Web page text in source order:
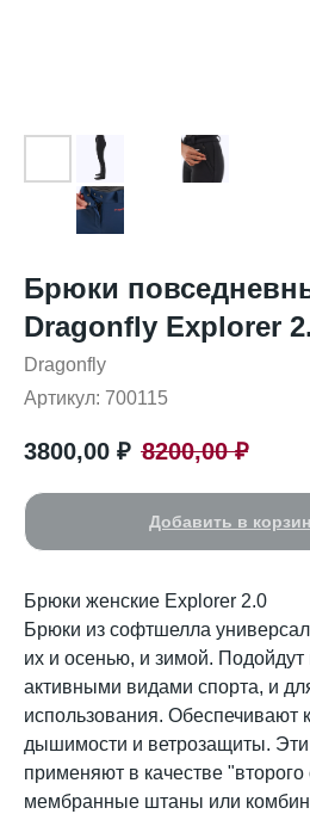
Брюки
Dragonfly Explorer
Dragonfly
Артикул: 700115
3800,00 ₽ 8200,00 ₽
Добавить в
Брюки женские Explorer 2.0
Брюки из софтшелла
их и осенью, и зимой. Подойдут
активными видами спорта, и
использования. Обеспечивают
дышимости и ветрозащиты.
применяют в качестве "второго
мембранные штаны или